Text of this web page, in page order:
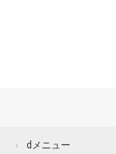
dメニュー